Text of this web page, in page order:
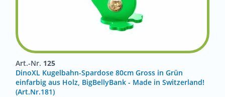
Art.-Nr. 125
DinoXL Kugelbahn-Spardose 80cm Gross in Grün
einfarbig aus Holz, BigBellyBank - Made in Switzerland!
(Art.Nr.181)